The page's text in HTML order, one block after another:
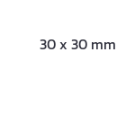
30 x 30 mm